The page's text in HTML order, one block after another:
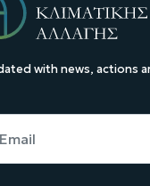
with news, actions